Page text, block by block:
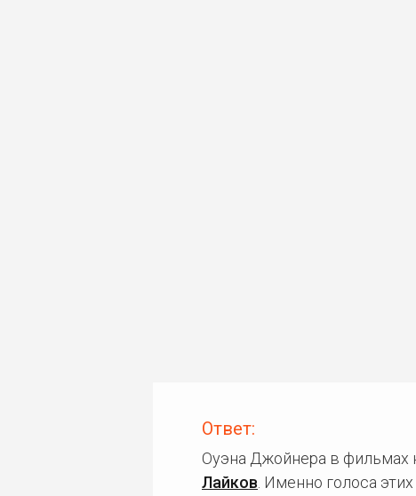
Ответ:
Оуэна Джойнера в фильмах
Лайков . Именно голоса